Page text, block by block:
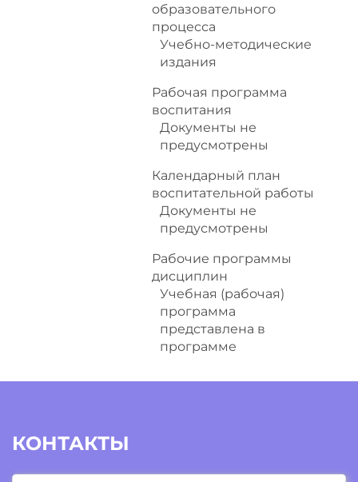
образовательного
процесса
Учебно-методические
издания
Рабочая программа
воспитания
Документы не
предусмотрены
Календарный план
воспитательной работы
Документы не
предусмотрены
Рабочие программы
дисциплин
Учебная (рабочая)
программа
представлена в
программе
КОНТАКТЫ